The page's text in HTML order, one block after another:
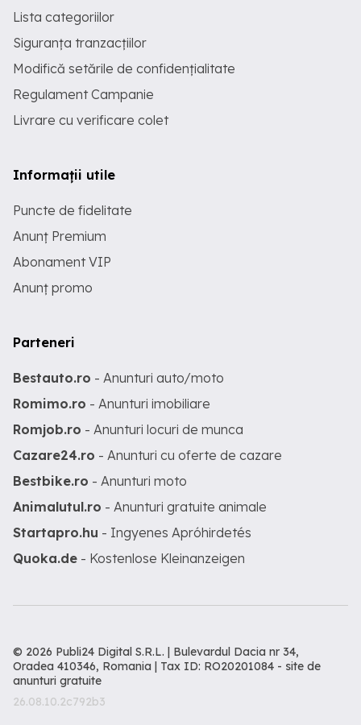
Lista categoriilor
Siguranța tranzacțiilor
Modifică setările de confidențialitate
Regulament Campanie
Livrare cu verificare colet
Informații utile
Puncte de fidelitate
Anunț Premium
Abonament VIP
Anunț promo
Parteneri
Bestauto.ro - Anunturi auto/moto
Romimo.ro - Anunturi imobiliare
Romjob.ro - Anunturi locuri de munca
Cazare24.ro - Anunturi cu oferte de cazare
Bestbike.ro - Anunturi moto
Animalutul.ro - Anunturi gratuite animale
Startapro.hu - Ingyenes Apróhirdetés
Quoka.de - Kostenlose Kleinanzeigen
© 2026 Publi24 Digital S.R.L. | Bulevardul Dacia nr 34,
Oradea 410346, Romania | Tax ID: RO20201084 - site de
anunturi gratuite
26.08.10.2c792b3